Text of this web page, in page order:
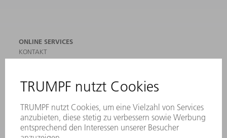
ONLINE SERVICES
KONTAKT
VERANSTALTUNGEN UND TERMINE
NEWSLETTER-ANMELDUNG
MYTRUMPF
SICHERHEITSDATENBLÄTTER
PRODUKTE
MASCHINEN & SYSTEME